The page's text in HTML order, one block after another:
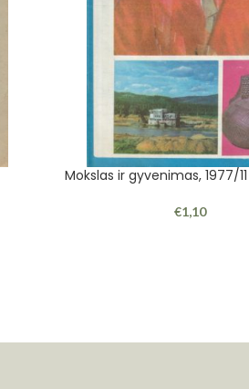
Mokslas ir gyvenimas, 1977/11
€1,10